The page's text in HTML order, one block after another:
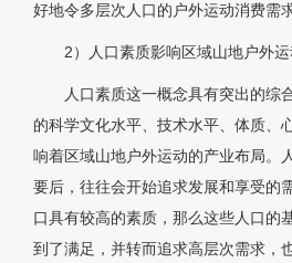
好地令多层次人口的户外运动消费需
2）人口素质影响区域山地户外
人口素质这一概念具有突出的综
的科学文化水平、技术水平、体质、
响着区域山地户外运动的产业布局。
要后，往往会开始追求发展和享受的
口具有较高的素质，那么这些人口的
到了满足，并转而追求高层次需求，